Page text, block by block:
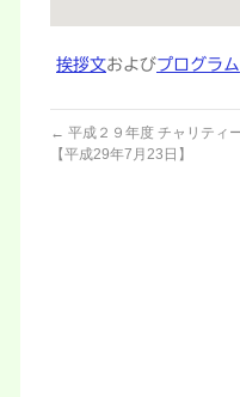
挨拶文およびプログラム
← 平成２９年度 チャリティ
【平成29年7月23日】